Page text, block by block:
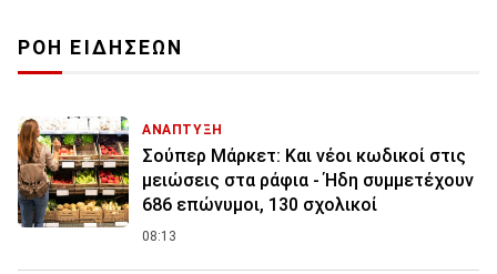
ΡΟΗ ΕΙΔΗΣΕΩΝ
ΑΝΑΠΤΥΞΗ
Σούπερ Μάρκετ: Και νέοι κωδικοί στις
μειώσεις στα ράφια - Ήδη συμμετέχουν
686 επώνυμοι, 130 σχολικοί
08:13